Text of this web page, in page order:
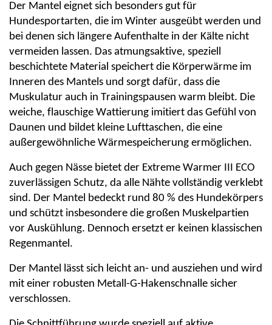
Der Mantel eignet sich besonders gut für
Hundesportarten, die im Winter ausgeübt werden und
bei denen sich längere Aufenthalte in der Kälte nicht
vermeiden lassen. Das atmungsaktive, speziell
beschichtete Material speichert die Körperwärme im
Inneren des Mantels und sorgt dafür, dass die
Muskulatur auch in Trainingspausen warm bleibt. Die
weiche, flauschige Wattierung imitiert das Gefühl von
Daunen und bildet kleine Lufttaschen, die eine
außergewöhnliche Wärmespeicherung ermöglichen.
Auch gegen Nässe bietet der Extreme Warmer III ECO
zuverlässigen Schutz, da alle Nähte vollständig verklebt
sind. Der Mantel bedeckt rund 80 % des Hundekörpers
und schützt insbesondere die großen Muskelpartien
vor Auskühlung. Dennoch ersetzt er keinen klassischen
Regenmantel.
Der Mantel lässt sich leicht an- und ausziehen und wird
mit einer robusten Metall-G-Hakenschnalle sicher
verschlossen.